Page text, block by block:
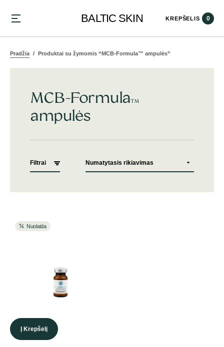
BALTIC SKIN KREPŠELIS 0
Pradžia Produktai su žymomis “MCB-Formula™ ampulės”
MCB-Formula™
ampulės
Filtrai
Nuolaida
Į Krepšelį